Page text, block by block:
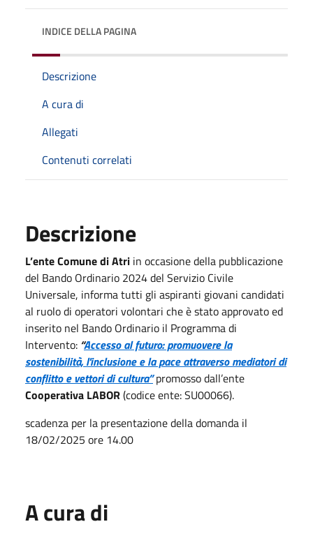
INDICE DELLA PAGINA
Descrizione
A cura di
Allegati
Contenuti correlati
Descrizione
L’ente Comune di Atri in occasione della pubblicazione
del Bando Ordinario 2024 del Servizio Civile
Universale, informa tutti gli aspiranti giovani candidati
al ruolo di operatori volontari che è stato approvato ed
inserito nel Bando Ordinario il Programma di
Intervento: “Accesso al futuro: promuovere la
sostenibilità, l'inclusione e la pace attraverso mediatori di
conflitto e vettori di cultura”promosso dall’ente
Cooperativa LABOR(codice ente: SU00066).
scadenza per la presentazione della domanda il
18/02/2025 ore 14.00
A cura di